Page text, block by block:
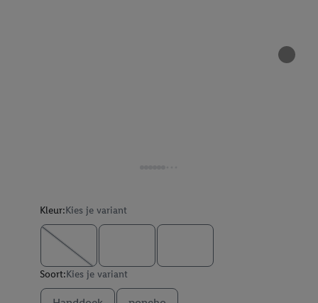
Kleur:Kies je variant
Soort:Kies je variant